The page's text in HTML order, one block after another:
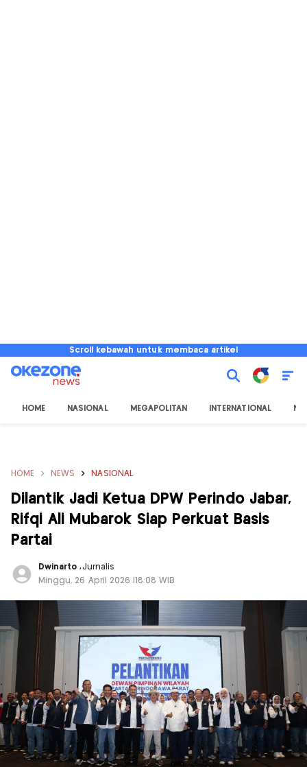
Scroll kebawah untuk membaca artikel
HOME NASIONAL MEGAPOLITAN INTERNATIONAL
HOME NEWS NASIONAL
Dilantik Jadi Ketua DPW Perindo Jabar,
Rifqi Ali Mubarok Siap Perkuat Basis
Partai
Dwinarto,Jurnalis
Minggu, 26 April 2026 |18:08 WIB